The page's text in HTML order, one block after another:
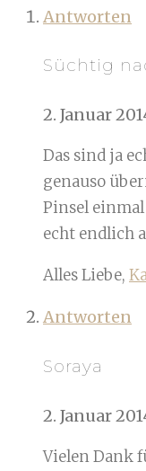
Antworten
Süchtig
2. Januar
Das sind ja
genauso
Pinsel
echt endlich
Alles Liebe,
Antworten
Soraya
2. Januar
Vielen Dank